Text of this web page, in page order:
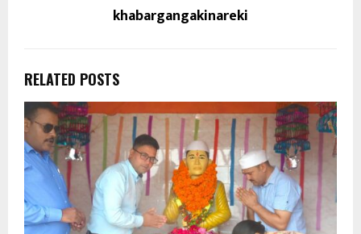
khabargangakinareki
RELATED POSTS